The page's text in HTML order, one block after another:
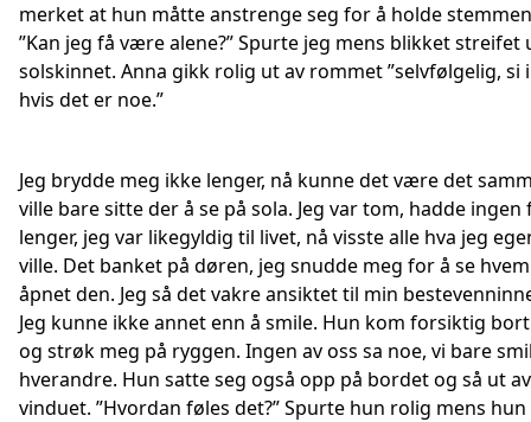
merket at hun måtte anstrenge seg for å holde
”Kan jeg få være alene?” Spurte jeg mens blikket streifet
solskinnet. Anna gikk rolig ut av rommet ”selvfølgelig, si
hvis det er noe.”
Jeg brydde meg ikke lenger, nå kunne det være det
ville bare sitte der å se på sola. Jeg var tom, hadde ingen
lenger, jeg var likegyldig til livet, nå visste alle hva jeg
ville. Det banket på døren, jeg snudde meg for å se
åpnet den. Jeg så det vakre ansiktet til min
Jeg kunne ikke annet enn å smile. Hun kom forsiktig
og strøk meg på ryggen. Ingen av oss sa noe, vi bare
hverandre. Hun satte seg også opp på bordet og så ut av
vinduet. ”Hvordan føles det?” Spurte hun rolig mens